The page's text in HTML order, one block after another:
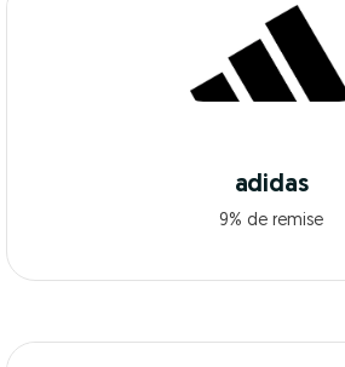
adidas
9% de remise